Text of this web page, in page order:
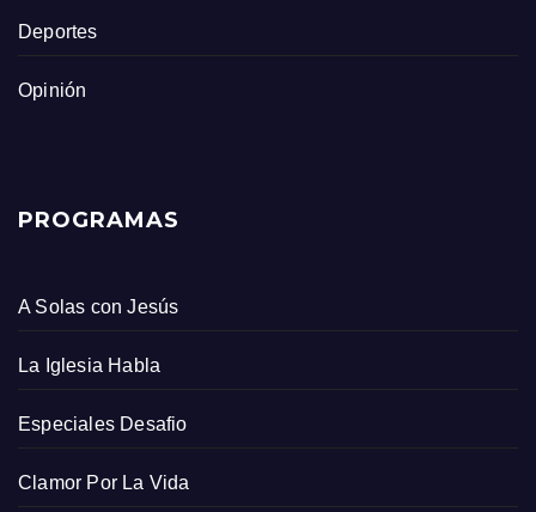
Deportes
Opinión
PROGRAMAS
A Solas con Jesús
La Iglesia Habla
Especiales Desafio
Clamor Por La Vida